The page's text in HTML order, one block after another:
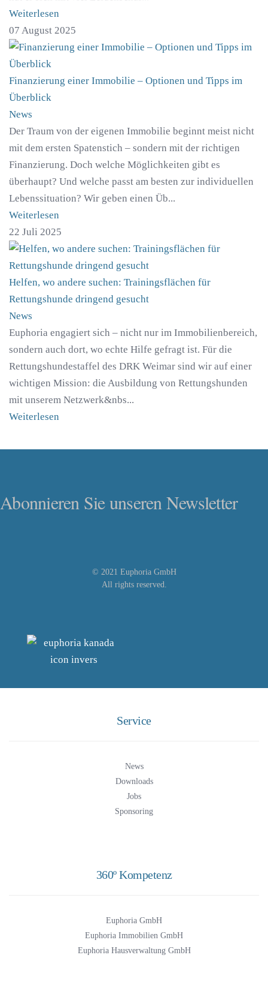
Weiterlesen
07 August 2025
Finanzierung einer Immobilie – Optionen und Tipps im
Überblick
News
Der Traum von der eigenen Immobilie beginnt meist nicht
mit dem ersten Spatenstich – sondern mit der richtigen
Finanzierung. Doch welche Möglichkeiten gibt es
überhaupt? Und welche passt am besten zur individuellen
Lebenssituation? Wir geben einen Üb...
Weiterlesen
22 Juli 2025
Helfen, wo andere suchen: Trainingsflächen für
Rettungshunde dringend gesucht
News
Euphoria engagiert sich – nicht nur im Immobilienbereich,
sondern auch dort, wo echte Hilfe gefragt ist. Für die
Rettungshundestaffel des DRK Weimar sind wir auf einer
wichtigen Mission: die Ausbildung von Rettungshunden
mit unserem Netzwerk&nbs...
Weiterlesen
Abonnieren Sie unseren Newsletter
© 2021 Euphoria GmbH
All rights reserved.
Service
News
Downloads
Jobs
Sponsoring
360º Kompetenz
Euphoria GmbH
Euphoria Immobilien GmbH
Euphoria Hausverwaltung GmbH